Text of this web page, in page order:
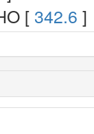
[ 342.6 ]